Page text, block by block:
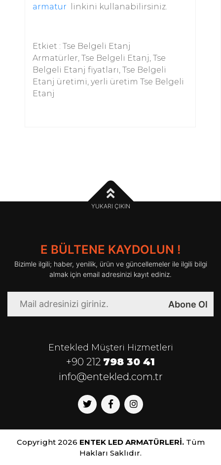
armatur linkini kullanabilirsiniz.
Etkiet : Tse Belgeli Etanj
Armatürler, Tse Belgeli Etanj, Tse
Belgeli Etanj fiyatları, Tse Belgeli
Etanj üretimi, yerli üretim Tse Belgeli
Etanj
YUKARI ÇIKIN
E BÜLTENE KAYDOLUN !
Bizimle ilgili; haber, yenilik, ürün ve güncellemeler ile ilgili bilgi
almak için email adresinizi kayıt ediniz.
Abone Ol
Entekled Müşteri Hizmetleri
+90 212 798 30 41
info@entekled.com.tr
Copyright 2026 ENTEK LED ARMATÜRLERİ.Tüm
Hakları Saklıdır.